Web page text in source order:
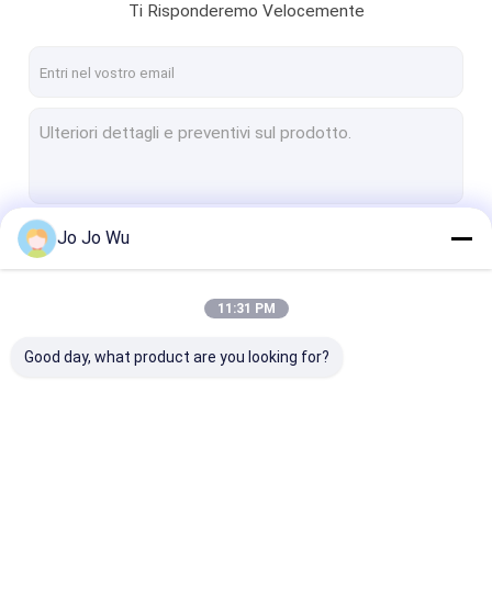
Estratto di eucommia ulmoides
Polvere dell'estratto del ginseng
Ingrediente farmaceutico attivo
Estratti della pianta dei cosmetici
Rosemary Extract Powder
Ti Risponderemo Velocemente
Jo Jo Wu
11:31 PM
Good day, what product are you looking for?